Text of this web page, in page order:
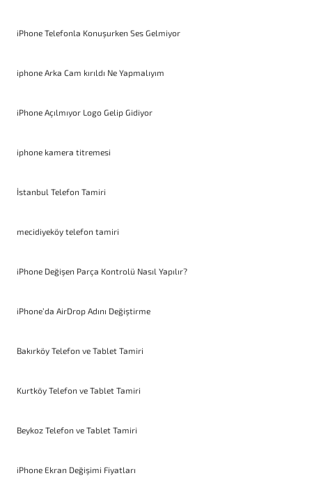
iPhone Telefonla Konuşurken Ses Gelmiyor
iphone Arka Cam kırıldı Ne Yapmalıyım
iPhone Açılmıyor Logo Gelip Gidiyor
iphone kamera titremesi
İstanbul Telefon Tamiri
mecidiyeköy telefon tamiri
iPhone Değişen Parça Kontrolü Nasıl Yapılır?
iPhone’da AirDrop Adını Değiştirme
Bakırköy Telefon ve Tablet Tamiri
Kurtköy Telefon ve Tablet Tamiri
Beykoz Telefon ve Tablet Tamiri
iPhone Ekran Değişimi Fiyatları